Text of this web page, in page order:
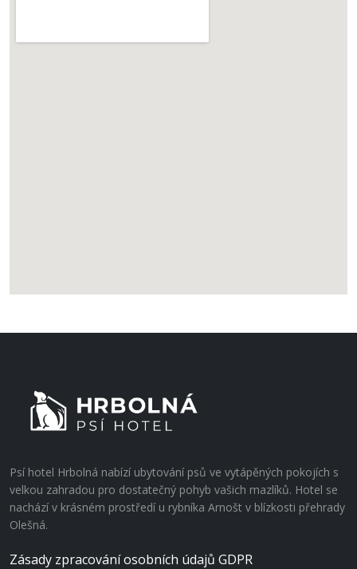
Psí hotel Hrbolná nabízí ubytování psů ve vytápěných pokojích s
velkou zahradou pro dostatečný pohyb vašich mazlíků. Hotel se
nachází v krásném prostředí u rybníka Arnošt v blízkosti přehrady
Olešná.
Zásady zpracování osobních údajů GDPR